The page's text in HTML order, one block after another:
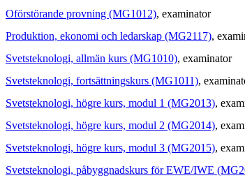
Oförstörande provning (MG1012), examinator
Produktion, ekonomi och ledarskap (MG2117),
Svetsteknologi, allmän kurs (MG1010), examinator
Svetsteknologi, fortsättningskurs (MG1011),
Svetsteknologi, högre kurs, modul 1 (MG2013),
Svetsteknologi, högre kurs, modul 2 (MG2014),
Svetsteknologi, högre kurs, modul 3 (MG2015),
Svetsteknologi, påbyggnadskurs för EWE/IWE